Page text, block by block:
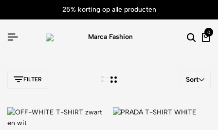
25% korting op alle producten
0
FILTER Sort